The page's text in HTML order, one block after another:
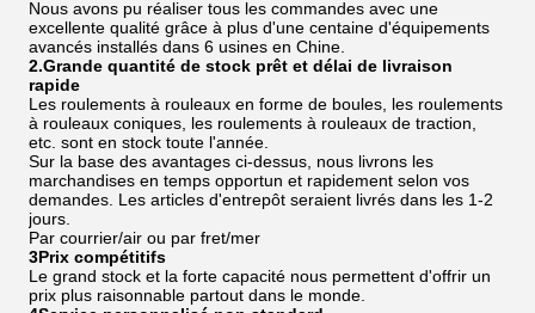
Nous avons pu réaliser tous les commandes avec une
excellente qualité grâce à plus d'une centaine d'équipements
avancés installés dans 6 usines en Chine.
2.Grande quantité de stock prêt et délai de livraison
rapide
Les roulements à rouleaux en forme de boules, les roulements
à rouleaux coniques, les roulements à rouleaux de traction,
etc. sont en stock toute l'année.
Sur la base des avantages ci-dessus, nous livrons les
marchandises en temps opportun et rapidement selon vos
demandes. Les articles d'entrepôt seraient livrés dans les 1-2
jours.
Par courrier/air ou par fret/mer
3Prix compétitifs
Le grand stock et la forte capacité nous permettent d'offrir un
prix plus raisonnable partout dans le monde.